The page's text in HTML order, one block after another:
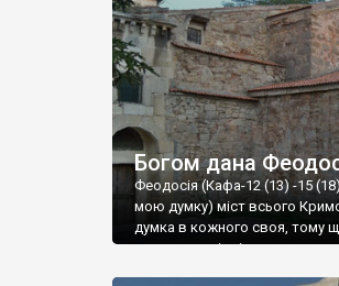
Богом дана
Феодосія (Кафа-12 (13) -15
мою думку) міст всього
думка в кожного своя, тому
запрошую відвідати це